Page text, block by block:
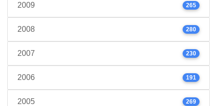
2009 265
2008 280
2007 230
2006 191
2005 269